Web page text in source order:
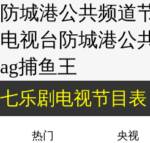
防城港公共频道
电视台防城港公
ag捕鱼王
七乐剧电视节目表
热门 央视